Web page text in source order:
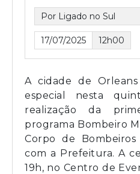
Por Ligado no Sul
17/07/2025 12h00
A cidade de
especial nesta
realização da
programa Bombeiro
Corpo de
com a Prefeitura. A
19h, no Centro de